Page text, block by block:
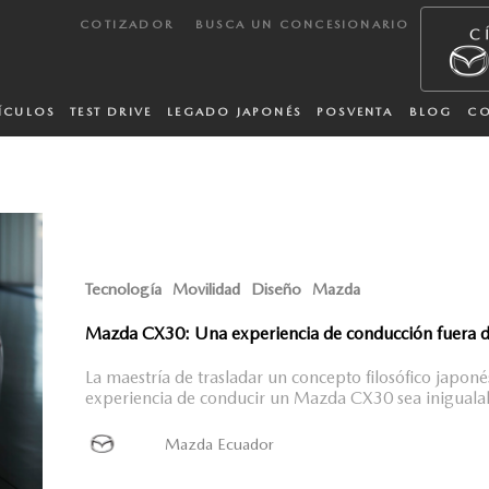
COTIZADOR BUSCA UN CONCESIONARIO
TEST DRIVE LEGADO JAPONÉS POSVENTA BLOG
Tecnología Movilidad Diseño Mazda
Mazda CX30: Una experiencia de conducción fuera
La maestría de trasladar un concepto filosófico
experiencia de conducir un Mazda CX30 sea
Mazda Ecuador